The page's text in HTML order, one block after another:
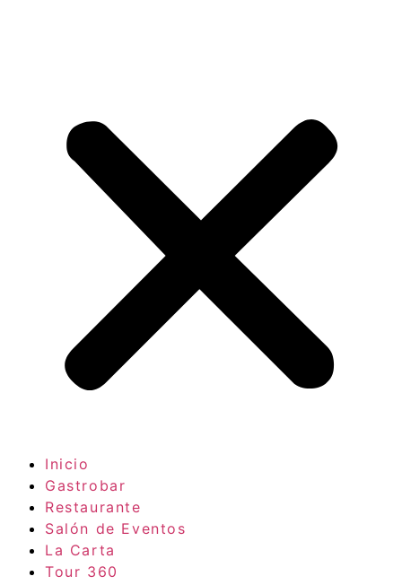
Inicio
Gastrobar
Restaurante
Salón de Eventos
La Carta
Tour 360